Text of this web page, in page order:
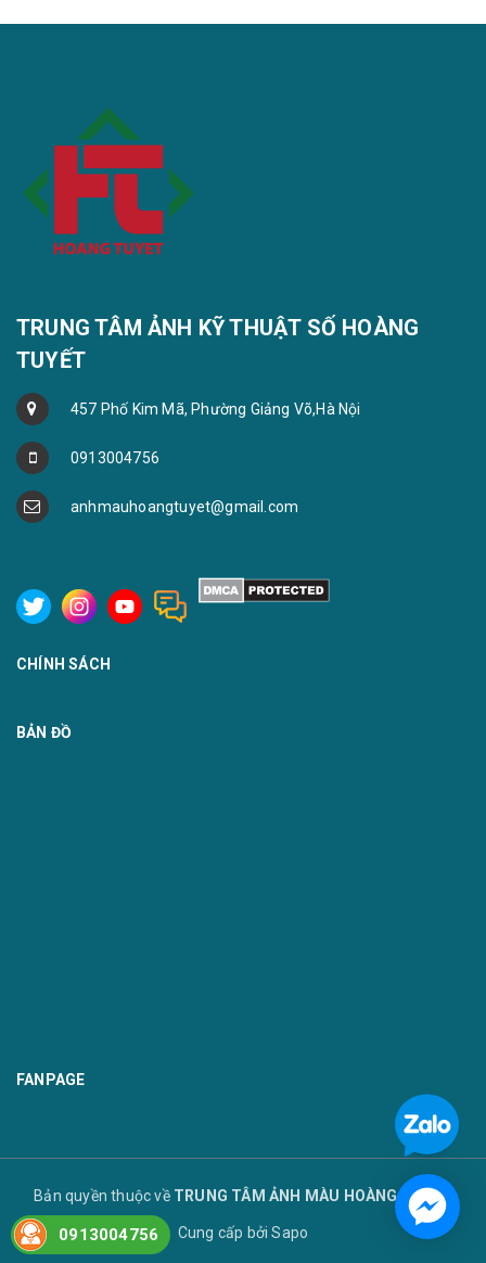
TRUNG TÂM ẢNH KỸ THUẬT SỐ HOÀNG
TUYẾT
457 Phố Kim Mã, Phường Giảng Võ,Hà Nội
0913004756
anhmauhoangtuyet@gmail.com
CHÍNH SÁCH
BẢN ĐỒ
FANPAGE
Bản quyền thuộc về TRUNG TÂM ẢNH MÀU HOÀNG TUYẾT
Cung cấp bởiSapo
0913004756